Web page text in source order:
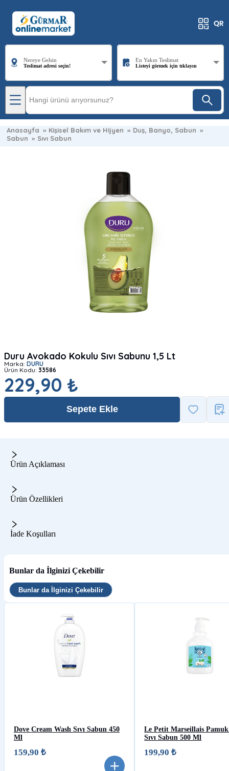
Nereye Gelsin
Teslimat adresi seçin!
En Yakın Teslimat
Listeyi görmek için tıklayın
Anasayfa » Kişisel Bakım ve Hijyen » Duş, Banyo, Sabun »
Sabun » Sıvı Sabun
Duru Avokado Kokulu Sıvı Sabunu 1,5 Lt
Marka: DURU
Ürün Kodu: 33586
229,90 ₺
Sepete Ekle
Ürün Açıklaması
Ürün Özellikleri
İade Koşulları
Bunlar da İlginizi Çekebilir
Bunlar da İlginizi Çekebilir
Dove Cream Wash Sıvı Sabun 450
Ml
159,90 ₺
Le Petit Marseillais
Sıvı Sabun 500 Ml
199,90 ₺